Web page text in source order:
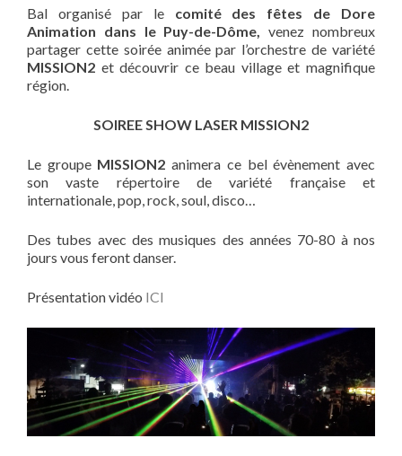
Bal organisé par lecomité des fêtes de Dore
Animation dans le Puy-de-Dôme,
venez nombreux
partager cette soirée animée par l’orchestre de variété
MISSION2 et découvrir ce beau village et magnifique
région.
SOIREE SHOW LASER MISSION2
Le groupe MISSION2 animera ce bel évènement avec
son vaste répertoire de variété française et
internationale, pop, rock, soul, disco…
Des tubes avec des musiques des années 70-80 à nos
jours vous feront danser.
Présentation vidéo ICI